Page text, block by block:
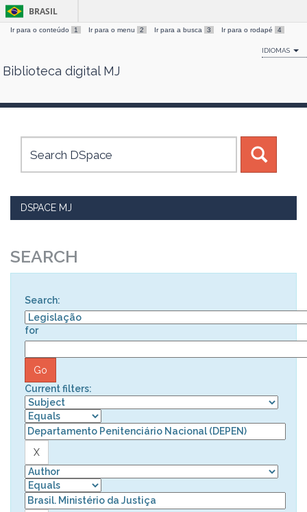
Skip
BRASIL
Ir para o conteúdo 1 Ir para o menu 2 Ir para a busca 3 Ir para o rodapé 4
IDIOMAS
Biblioteca digital MJ
DSPACE MJ
SEARCH
Search:
for
Current filters: